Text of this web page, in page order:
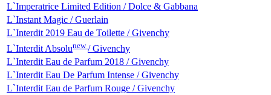
L`Imperatrice Limited Edition / Dolce & Gabbana
L`Instant Magic / Guerlain
L`Interdit 2019 Eau de Toilette / Givenchy
L`Interdit Absolunew/ Givenchy
L`Interdit Eau de Parfum 2018 / Givenchy
L`Interdit Eau De Parfum Intense / Givenchy
L`Interdit Eau de Parfum Rouge / Givenchy